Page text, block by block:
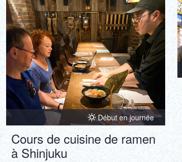
Début en journée
Cours de cuisine de ramen
à Shinjuku